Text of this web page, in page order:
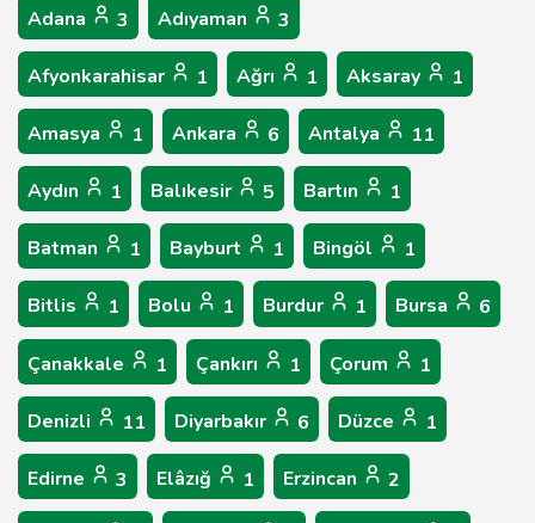
Adana 3 Adıyaman 3
Afyonkarahisar 1 Ağrı 1 Aksaray 1
Amasya 1 Ankara 6 Antalya 11
Aydın 1 Balıkesir 5 Bartın 1
Batman 1 Bayburt 1 Bingöl 1
Bitlis 1 Bolu 1 Burdur 1 Bursa 6
Çanakkale 1 Çankırı 1 Çorum 1
Denizli 11 Diyarbakır 6 Düzce 1
Edirne 3 Elâzığ 1 Erzincan 2